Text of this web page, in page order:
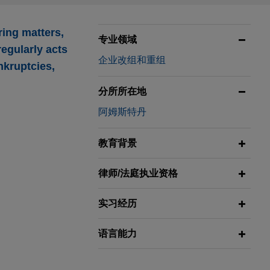
matters,
acts
专业领域
企业改组和重组
分所所在地
阿姆斯特丹
教育背景
律师/法庭执业资格
实习经历
语言能力